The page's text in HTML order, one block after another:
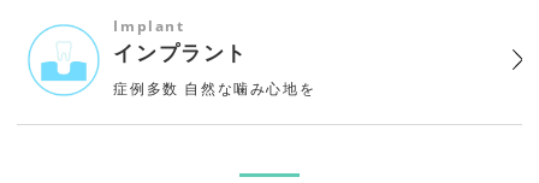
Implant
インプラント
症例多数 自然な噛み心地を